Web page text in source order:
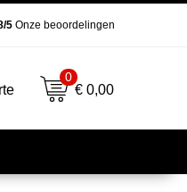
5Onze beoordelingen
0
€ 0,00